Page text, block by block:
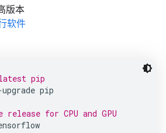
版本
软件
pip
pip
for CPU and GPU